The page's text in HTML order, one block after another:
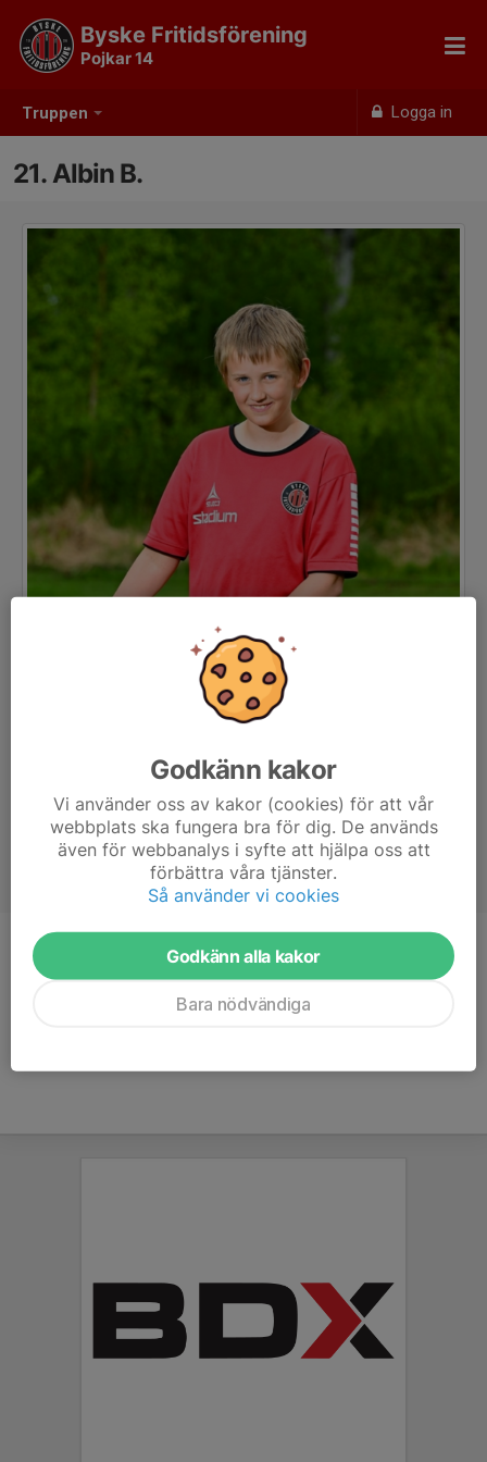
Truppen Logga in
Byske Fritidsförening
Pojkar 14
21. Albin B.
Position
-
Godkänn kakor
Vi använder oss av kakor (cookies) för att vår
webbplats ska fungera bra för dig. De används
även för webbanalys i syfte att hjälpa oss att
förbättra våra tjänster.
Så använder vi cookies
Godkänn alla kakor
Bara nödvändiga